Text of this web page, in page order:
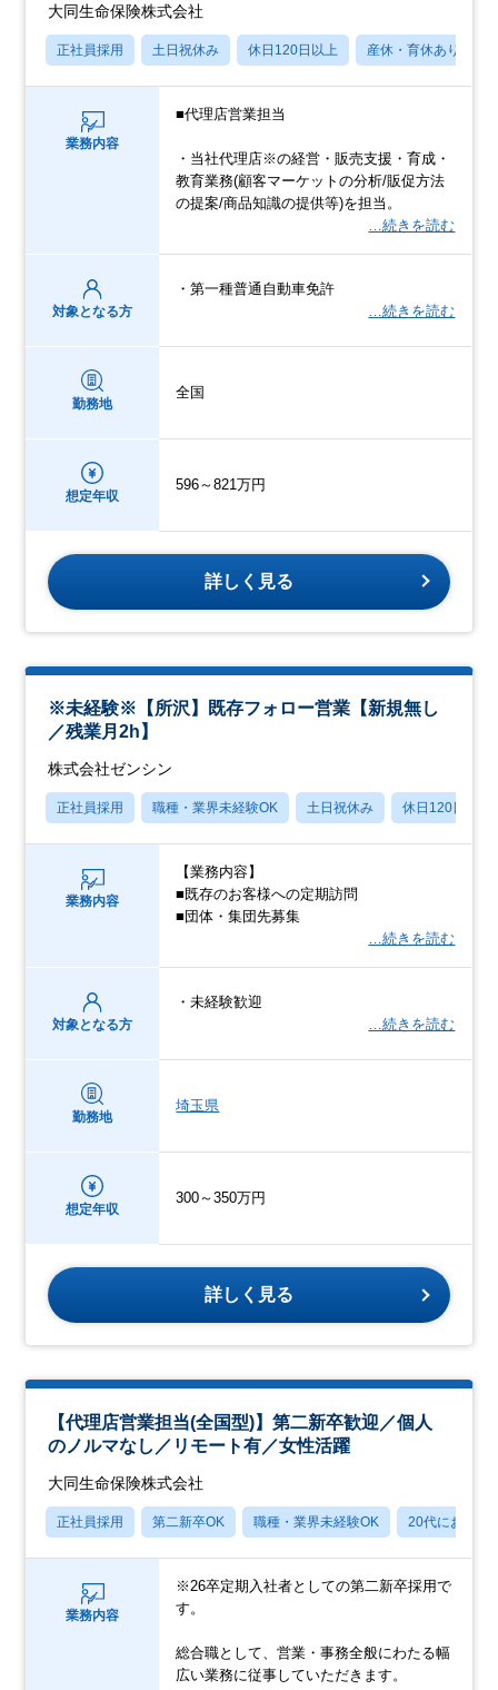
大同生命保険株式会社
正社員採用 土日祝休み 休日120日以上 産休・育休あり
業務内容
■代理店営業担当
・当社代理店※の経営・販売支援・育成・
教育業務(顧客マーケットの分析/販促方法
の提案/商品知識の提供等)を担当。
…続きを読む
対象となる方
・第一種普通自動車免許
…続きを読む
勤務地
全国
想定年収
596～821万円
詳しく見る
※未経験※【所沢】既存フォロー営業【新規無し
／残業月2h】
株式会社ゼンシン
正社員採用 職種・業界未経験OK 土日祝休み 休日120日以上
業務内容
【業務内容】
■既存のお客様への定期訪問
■団体・集団先募集
…続きを読む
対象となる方
・未経験歓迎
…続きを読む
勤務地
埼玉県
想定年収
300～350万円
詳しく見る
【代理店営業担当(全国型)】第二新卒歓迎／個人
のノルマなし／リモート有／女性活躍
大同生命保険株式会社
正社員採用 第二新卒OK 職種・業界未経験OK 20代におすす
業務内容
※26卒定期入社者としての第二新卒採用で
す。
総合職として、営業・事務全般にわたる幅
広い業務に従事していただきます。